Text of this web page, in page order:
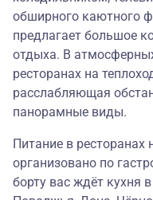
обширного каютного
предлагает большое
отдыха. В
ресторанах на
расслабляющая
панорамные виды.
Питание в ресторанах
организовано по
борту вас ждёт кухня